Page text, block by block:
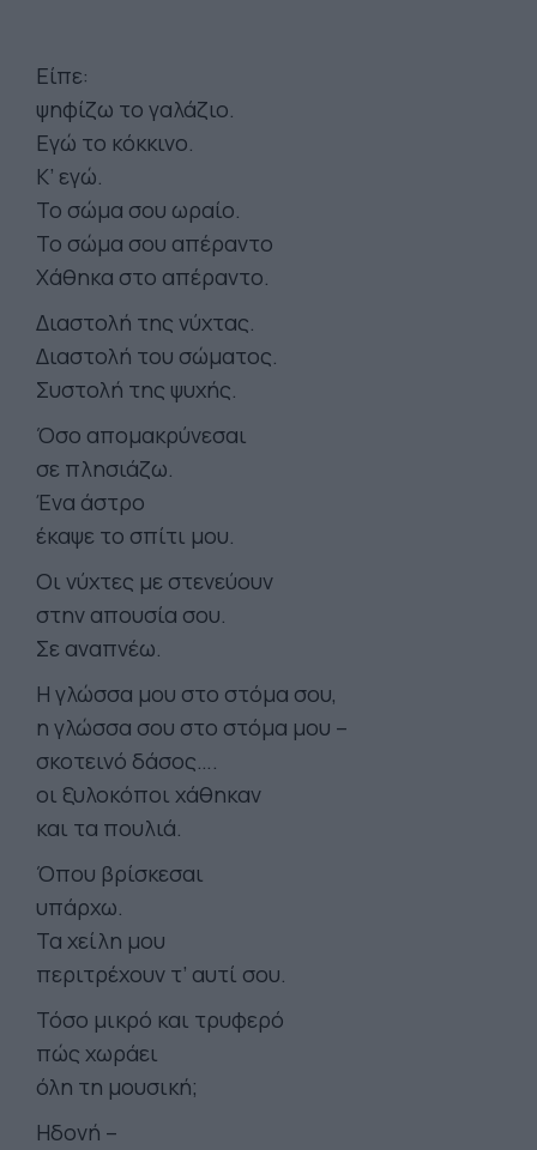
Είπε:
ψηφίζω το γαλάζιο.
Εγώ το κόκκινο.
Κ’ εγώ.
Το σώμα σου ωραίο.
Το σώμα σου απέραντο
Χάθηκα στο απέραντο.
Διαστολή της νύχτας.
Διαστολή του σώματος.
Συστολή της ψυχής.
Όσο απομακρύνεσαι
σε πλησιάζω.
Ένα άστρο
έκαψε το σπίτι μου.
Οι νύχτες με στενεύουν
στην απουσία σου.
Σε αναπνέω.
Η γλώσσα μου στο στόμα σου,
η γλώσσα σου στο στόμα μου –
σκοτεινό δάσος….
οι ξυλοκόποι χάθηκαν
και τα πουλιά.
Όπου βρίσκεσαι
υπάρχω.
Τα χείλη μου
περιτρέχουν τ’ αυτί σου.
Τόσο μικρό και τρυφερό
πώς χωράει
όλη τη μουσική;
Ηδονή –